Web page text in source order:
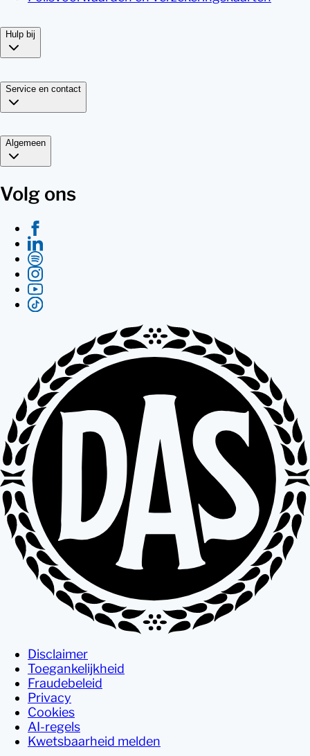
Hulp bij
Service en contact
Algemeen
Volg ons
Disclaimer
Toegankelijkheid
Fraudebeleid
Privacy
Cookies
AI-regels
Kwetsbaarheid melden